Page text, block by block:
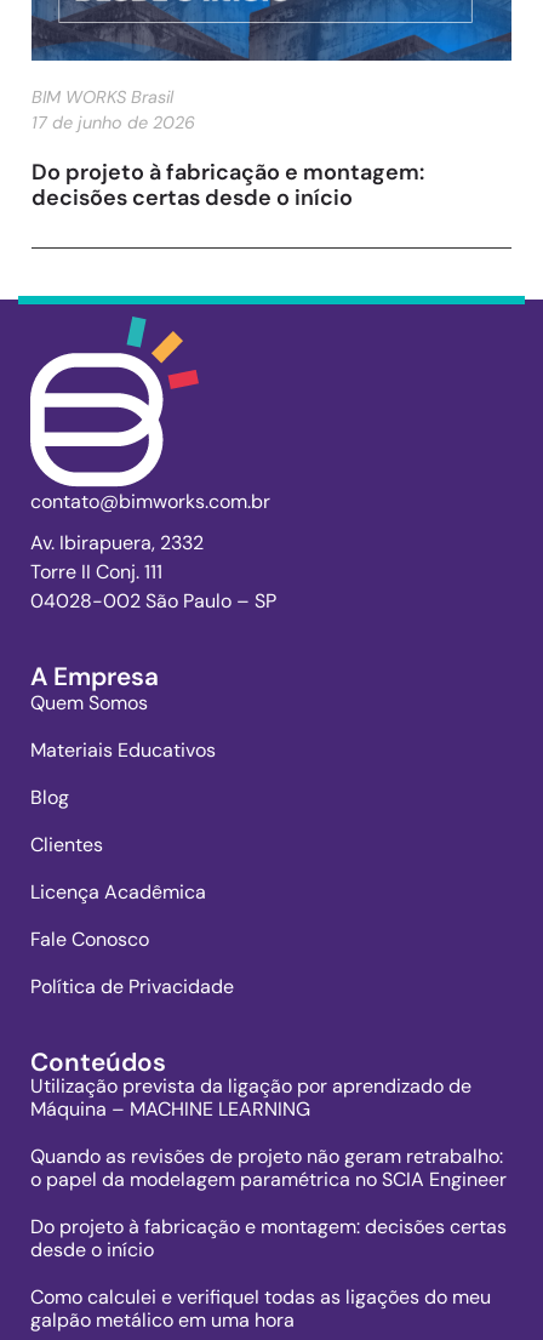
Do projeto à fabricação e montagem:
decisões certas desde o início
BIM WORKS Brasil
17 de junho de 2026
contato@bimworks.com.br
Av. Ibirapuera, 2332
Torre II Conj. 111
04028-002 São Paulo – SP
A Empresa
Quem Somos
Materiais Educativos
Blog
Clientes
Licença Acadêmica
Fale Conosco
Política de Privacidade
Conteúdos
Utilização prevista da ligação por aprendizado de
Máquina – MACHINE LEARNING
Quando as revisões de projeto não geram retrabalho:
o papel da modelagem paramétrica no SCIA Engineer
Do projeto à fabricação e montagem: decisões certas
desde o início
Como calculei e verifiqueI todas as ligações do meu
galpão metálico em uma hora